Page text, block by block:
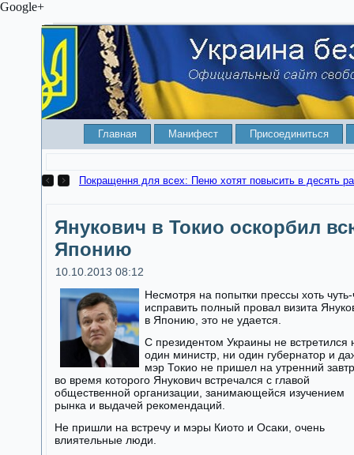
Google+
Главная Манифест Присоединиться
Покращення для всех: Пеню хотят повысить в десять
Янукович в Токио оскорбил
Японию
10.10.2013 08:12
Несмотря на попытки прессы хоть чуть-
исправить полный провал визита
в Японию, это не удается.
С президентом Украины не встретился
один министр, ни один губернатор и
мэр Токио не пришел на утренний
во время которого Янукович встречался с главой
общественной организации, занимающейся изучением
рынка и выдачей рекомендаций.
Не пришли на встречу и мэры Киото и Осаки, очень
влиятельные люди.